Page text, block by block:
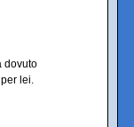
dovuto
lei.